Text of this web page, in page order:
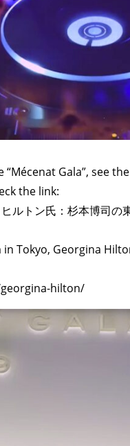
Gala”, see
the link:
ルトン氏：杉本博司の
in Tokyo, Georgina
hilton/